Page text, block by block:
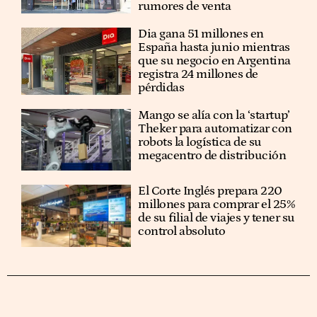
rumores de venta
Dia gana 51 millones en
España hasta junio mientras
que su negocio en Argentina
registra 24 millones de
pérdidas
Mango se alía con la ‘startup’
Theker para automatizar con
robots la logística de su
megacentro de distribución
El Corte Inglés prepara 220
millones para comprar el 25%
de su filial de viajes y tener su
control absoluto